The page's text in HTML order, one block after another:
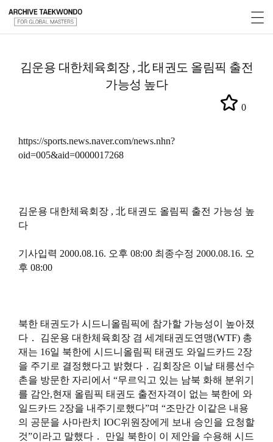
김운용 대한체육회장 , 北 태권도 올림픽 출전
가능성 높다
0
https://sports.news.naver.com/news.nhn?
oid=005&aid=0000017268
김운용 대한체육회장 , 北 태권도 올림픽 출전 가능성 높
다
기사입력 2000.08.16. 오후 08:00 최종수정 2000.08.16. 오
후 08:00
북한 태권도가 시드니올림픽에 참가할 가능성이 높아졌
다． 김운용 대한체육회장 겸 세계태권도연맹(WTF) 총
재는 16일 북한에 시드니올림픽 태권도 와일드카드 2장
을 주기로 결정했다고 밝혔다．김회장은 이날 태릉선수
촌을 방문한 자리에서 “무르익고 있는 남북 화해 분위기
를 감안,현재 올림픽 태권도 출전자격이 없는 북한에 와
일드카드 2장을 내주기로했다”며 “조만간 이같은 내용
의 공문을 사마란치 IOC위원장에게 보내 승인을 요청할
것”이라고 말했다． 만일 북한이 이 제안을 수용해 시드